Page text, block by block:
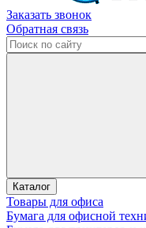
Заказать звонок
Обратная связь
Каталог
Товары для офиса
Бумага для офисной